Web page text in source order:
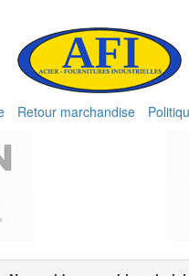
Retour marchandise